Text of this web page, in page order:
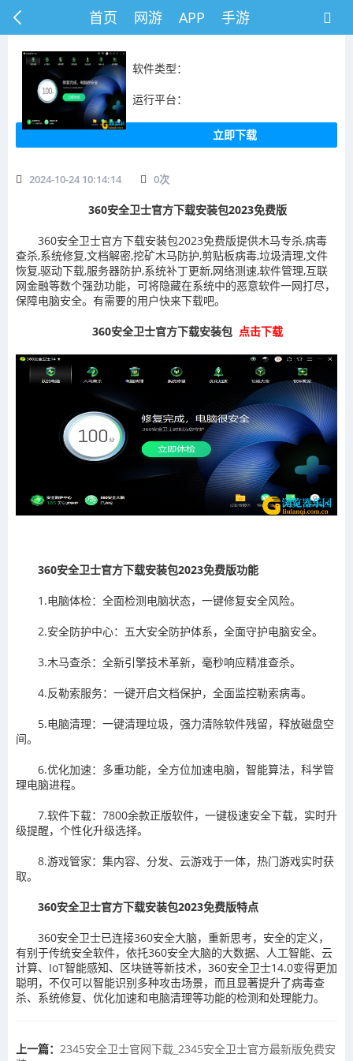
首页 网游 APP 手游
软件类型：
运行平台：
立即下载
2024-10-24 10:14:14 0次
360安全卫士官方下载安装包2023免费版
360安全卫士官方下载安装包2023免费版提供木马专杀,病毒
查杀,系统修复,文档解密,挖矿木马防护,剪贴板病毒,垃圾清理,文件
恢复,驱动下载,服务器防护,系统补丁更新,网络测速,软件管理,互联
网金融等数个强劲功能，可将隐藏在系统中的恶意软件一网打尽，
保障电脑安全。有需要的用户快来下载吧。
360安全卫士官方下载安装包 点击下载
360安全卫士官方下载安装包2023免费版功能
1.电脑体检：全面检测电脑状态，一键修复安全风险。
2.安全防护中心：五大安全防护体系，全面守护电脑安全。
3.木马查杀：全新引擎技术革新，毫秒响应精准查杀。
4.反勒索服务：一键开启文档保护，全面监控勒索病毒。
5.电脑清理：一键清理垃圾，强力清除软件残留，释放磁盘空
间。
6.优化加速：多重功能，全方位加速电脑，智能算法，科学管
理电脑进程。
7.软件下载：7800余款正版软件，一键极速安全下载，实时升
级提醒，个性化升级选择。
8.游戏管家：集内容、分发、云游戏于一体，热门游戏实时获
取。
360安全卫士官方下载安装包2023免费版特点
360安全卫士已连接360安全大脑，重新思考，安全的定义，
有别于传统安全软件，依托360安全大脑的大数据、人工智能、云
计算、IoT智能感知、区块链等新技术，360安全卫士14.0变得更加
聪明，不仅可以智能识别多种攻击场景，而且显著提升了病毒查
杀、系统修复、优化加速和电脑清理等功能的检测和处理能力。
上一篇： ​2345安全卫士官网下载_2345安全卫士官方最新版免费安